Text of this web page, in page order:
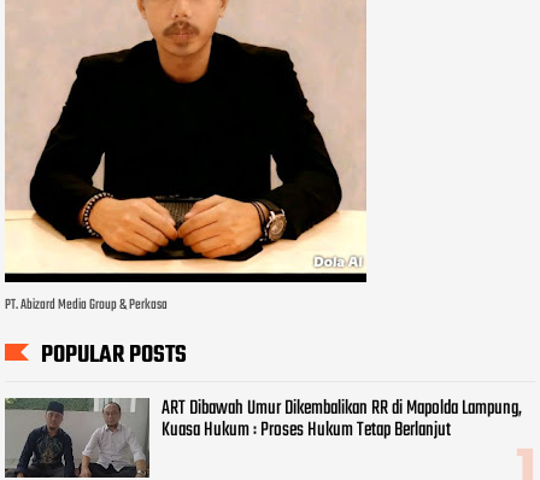
PT. Abizard Media Group & Perkasa
POPULAR POSTS
ART Dibawah Umur Dikembalikan RR di Mapolda Lampung,
Kuasa Hukum : Proses Hukum Tetap Berlanjut